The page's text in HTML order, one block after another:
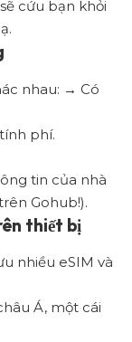
cứu bạn khỏi
nhau: → Có
phí.
tin của nhà
Gohub!).
thiết bị
nhiều eSIM và
Á, một cái